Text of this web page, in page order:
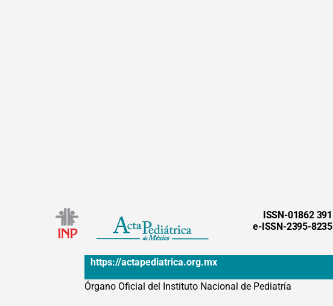
ISSN-01862 391
e-ISSN-2395-8235
https://actapediatrica.org.mx
Órgano Oficial del Instituto Nacional de Pediatría